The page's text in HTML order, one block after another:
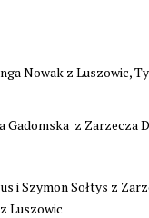
Nowak z Luszowic,
Gadomska z Zarzecza
i Szymon Sołtys z
Luszowic